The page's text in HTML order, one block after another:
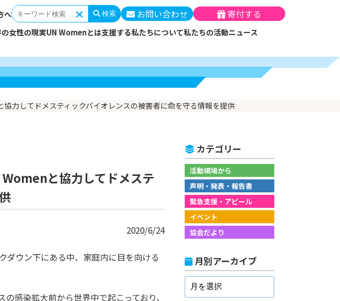
女性の現実UN Womenとは
ム
活動資金について
支援する
遺贈寄付
私たちについて
組織・役員
私たちの活動
伝える
連携・協働する
ニュース
へ 検索 お問い合わせ 寄付する
力してドメスティックバイオレンスの被害者に命を守る情報を提供
と協力してドメステ
2020/6/24
ダウン下にある中、家庭内に目を向ける
感染拡大前から世界中で起こっており、
カテゴリー
活動現場から
声明・発表・報告書
緊急支援・アピール
イベント
協会だより
月別アーカイブ